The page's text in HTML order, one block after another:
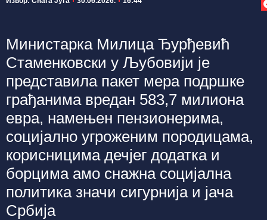
Министарка Милица Ђурђевић
Стаменковски у Љубовији је
представила пакет мера подршке
грађанима вредан 583,7 милиона
евра, намењен пензионерима,
социјално угроженим породицама,
корисницима дечјег додатка и
борцима амо снажна социјална
политика значи сигурнија и јача
Србија